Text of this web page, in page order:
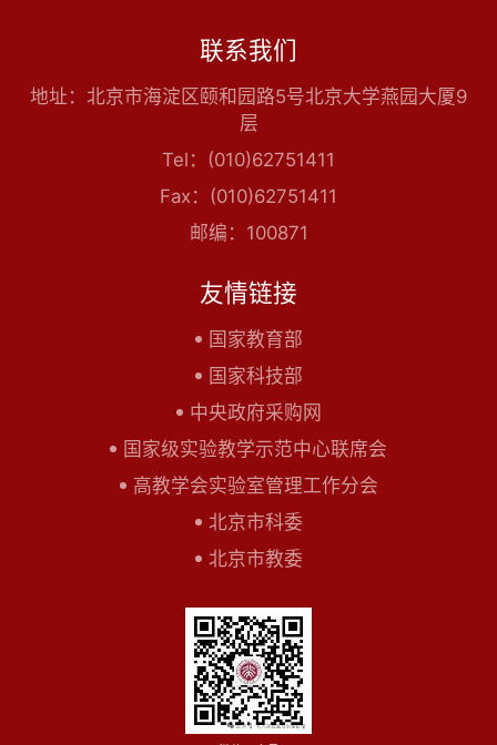
联系我们
地址：北京市海淀区颐和园路5号北京大学燕园大厦9
层
Tel：(010)62751411
Fax：(010)62751411
邮编：100871
友情链接
国家教育部
国家科技部
中央政府采购网
国家级实验教学示范中心联席会
高教学会实验室管理工作分会
北京市科委
北京市教委